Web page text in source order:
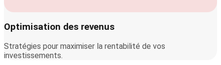
Optimisation des revenus
Stratégies pour maximiser la rentabilité de vos
investissements.